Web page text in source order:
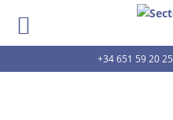
+34 651 59 20 25